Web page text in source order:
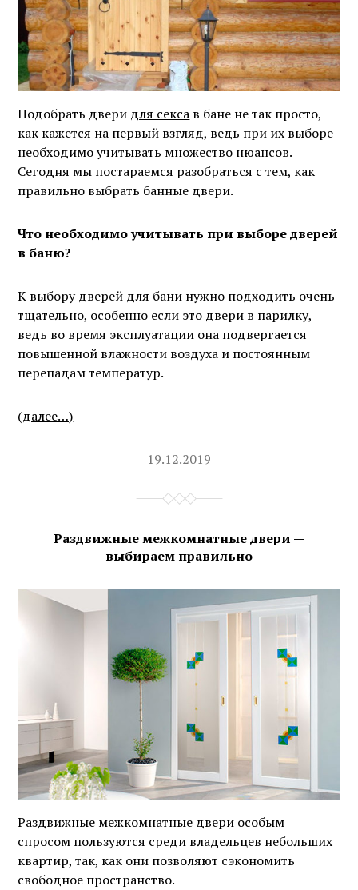
Подобрать двери для секса в бане не так просто,
как кажется на первый взгляд, ведь при их выборе
необходимо учитывать множество нюансов.
Сегодня мы постараемся разобраться с тем, как
правильно выбрать банные двери.
Что необходимо учитывать при выборе дверей
в баню?
К выбору дверей для бани нужно подходить очень
тщательно, особенно если это двери в парилку,
ведь во время эксплуатации она подвергается
повышенной влажности воздуха и постоянным
перепадам температур.
(далее…)
19.12.2019
Раздвижные межкомнатные двери —
выбираем правильно
Раздвижные межкомнатные двери особым
спросом пользуются среди владельцев небольших
квартир, так, как они позволяют сэкономить
свободное пространство.